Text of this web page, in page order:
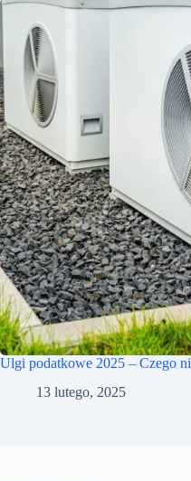
Ulgi podatkowe 2025 – Czego
13 lutego, 2025